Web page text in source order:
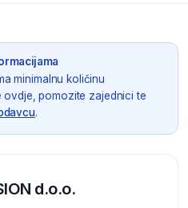
minimalnu količinu
ovdje, pomozite zajednici te
.
d.o.o.